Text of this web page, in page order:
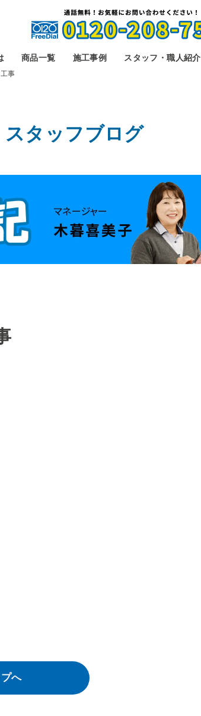
商品一覧 施工事例 スタッフ・職人紹介
事
スタッフブログ
へ